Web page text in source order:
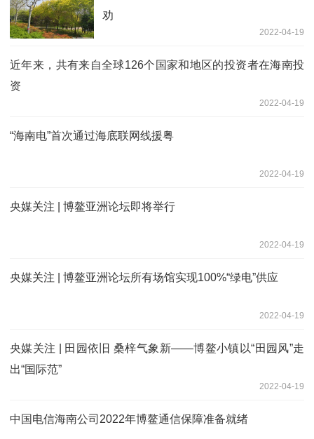
劝
2022-04-19
近年来，共有来自全球126个国家和地区的投资者在海南投
资
2022-04-19
“海南电”首次通过海底联网线援粤
2022-04-19
央媒关注 | 博鳌亚洲论坛即将举行
2022-04-19
央媒关注 | 博鳌亚洲论坛所有场馆实现100%“绿电”供应
2022-04-19
央媒关注 | 田园依旧 桑梓气象新——博鳌小镇以“田园风”走
出“国际范”
2022-04-19
中国电信海南公司2022年博鳌通信保障准备就绪